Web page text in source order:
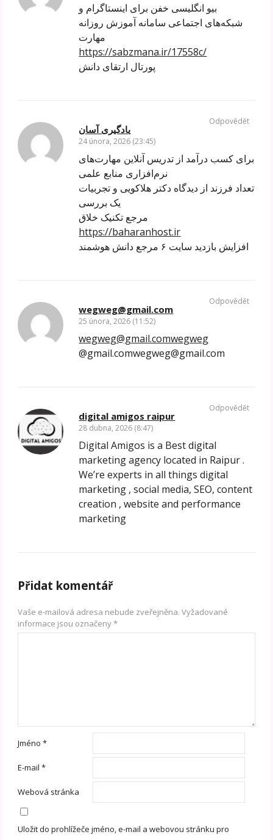
بیو انگلیسی خفن برای اینستاگرام و
شبکه‌های اجتماعی سامانه آموزش روزانه
مهارت
https://sabzmana.ir/17558c/
پورتال ارتقای دانش
یادگیری آسان
24 února, 2026 (23:45)
برای کسب درآمد از تدریس آنلاین مهارت‌های
نرم‌افزاری منابع علمی
تعداد فرزند از دیدگاه دکتر هلاکویی و تجربیات
یک بررسی
مرجع تکنیک خلاق
https://baharanhost.ir
افزایش بازدید سایت ۶ مرجع دانش هوشمند
Odpovědět
wegweg@gmail.com
25 února, 2026 (11:52)
wegweg@gmail.comwegweg
@gmail.comwegweg@gmail.com
Odpovědět
digital amigos raipur
28 dubna, 2026 (8:47)
Digital Amigos is a Best digital
marketing agency located in Raipur .
We’re experts in all things digital
marketing , social media, SEO, content
creation , website and performance
marketing
Odpovědět
Přidat komentář
Vaše e-mailová adresa nebude zveřejněna. Vyžadované
informace jsou označeny*
Jméno*
E-mail*
Webová stránka
Uložit do prohlížeče jméno, e-mail a webovou stránku pro